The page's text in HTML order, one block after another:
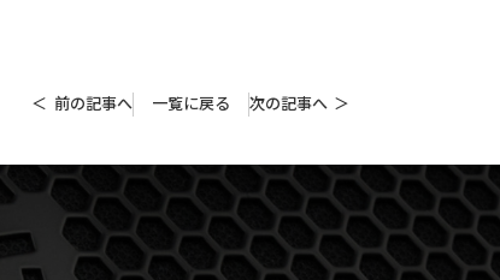
前の記事へ 一覧に戻る 次の記事へ